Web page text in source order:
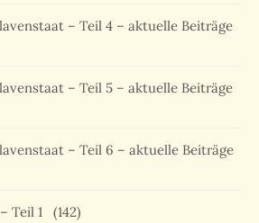
– Teil 4 – aktuelle Beiträge
– Teil 5 – aktuelle Beiträge
– Teil 6 – aktuelle Beiträge
Teil 1 (142)